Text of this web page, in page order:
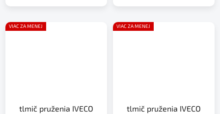
VIAC ZA MENEJ
tlmič pruženia IVECO
VIAC ZA MENEJ
tlmič pruženia IVECO